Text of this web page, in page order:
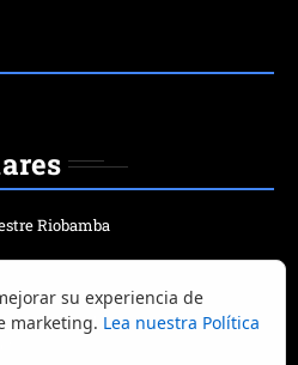
Riobamba
Quitumbe | Horario | salida | bus |
su experiencia de
marketing. Lea nuestra Política